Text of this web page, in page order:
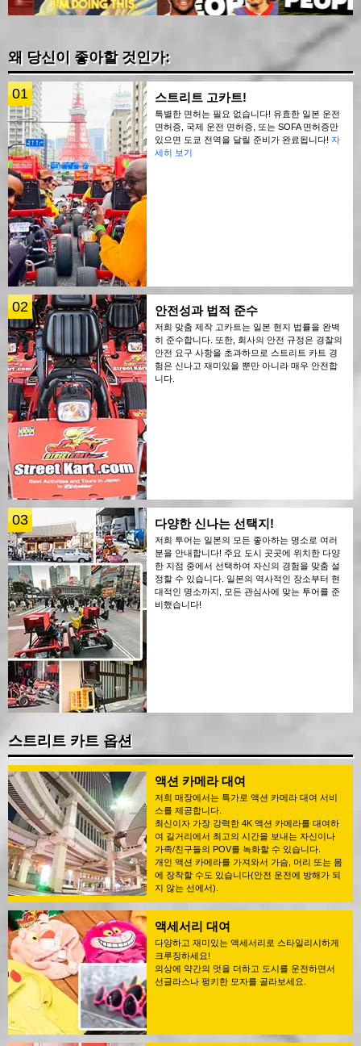
왜 당신이 좋아할 것인가:
01 스트리트 고카트!
특별한 면허는 필요 없습니다! 유효한 일본 운전
면허증, 국제 운전 면허증, 또는 SOFA 면허증만
있으면 도쿄 전역을 달릴 준비가 완료됩니다! 자
세히 보기
02 안전성과 법적 준수
저희 맞춤 제작 고카트는 일본 현지 법률을 완벽
히 준수합니다. 또한, 회사의 안전 규정은 경찰의
안전 요구 사항을 초과하므로 스트리트 카트 경
험은 신나고 재미있을 뿐만 아니라 매우 안전합
니다.
03 다양한 신나는 선택지!
저희 투어는 일본의 모든 좋아하는 명소로 여러
분을 안내합니다! 주요 도시 곳곳에 위치한 다양
한 지점 중에서 선택하여 자신의 경험을 맞춤 설
정할 수 있습니다. 일본의 역사적인 장소부터 현
대적인 명소까지, 모든 관심사에 맞는 투어를 준
비했습니다!
스트리트 카트 옵션
액션 카메라 대여
저희 매장에서는 특가로 액션 카메라 대여 서비
스를 제공합니다.
최신이자 가장 강력한 4K 액션 카메라를 대여하
여 길거리에서 최고의 시간을 보내는 자신이나
가족/친구들의 POV를 녹화할 수 있습니다.
개인 액션 카메라를 가져와서 가슴, 머리 또는 몸
에 장착할 수도 있습니다(안전 운전에 방해가 되
지 않는 선에서).
액세서리 대여
다양하고 재미있는 액세서리로 스타일리시하게
크루징하세요!
의상에 약간의 멋을 더하고 도시를 운전하면서
선글라스나 펑키한 모자를 골라보세요.